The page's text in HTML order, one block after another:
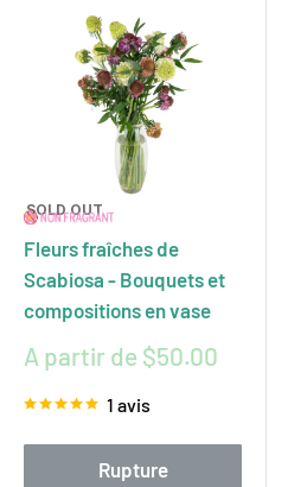
SOLD OUT
Fleurs fraîches de
Scabiosa - Bouquets et
compositions en vase
Prix
réduit
A partir de $50.00
1 avis
Rupture